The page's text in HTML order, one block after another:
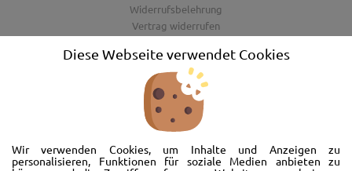
Diese Webseite verwendet Cookies
Wir verwenden Cookies, um Inhalte und Anzeigen zu
personalisieren, Funktionen für soziale Medien anbieten zu
Widerrufsbelehrung
Vertrag widerrufen
Barrierefreiheitserklärung
Wir freuen uns, Sie im AutoShop Wimmer in Passau zu begrüßen. Wir
bieten Ihnen Kompletträder und Reifen für die Automarken Ford, Land
Rover, Range Rover, Volvo, Peugeot, Jaguar und Citroen. Hier in Passau